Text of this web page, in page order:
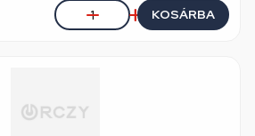
KOSÁRBA